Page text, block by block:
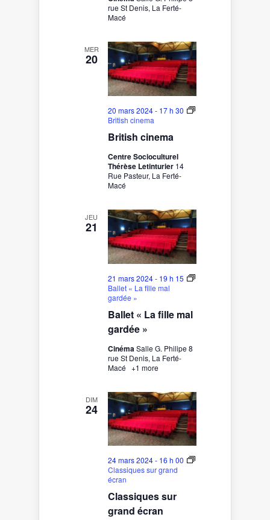
rue St Denis, La Ferté-
Macé
MER
20
British cinema
20 mars 2024 - 17 h 30
British cinema
Centre Socioculturel
Thérèse Letinturier 14
Rue Pasteur, La Ferté-
Macé
JEU
21
Ballet « La fille mal
gardée »
21 mars 2024 - 19 h 15
Ballet « La fille mal
gardée »
Cinéma Salle G. Philipe 8
rue St Denis, La Ferté-
Macé +1 more
DIM
24
Classiques sur
grand écran
24 mars 2024 - 16 h 00
Classiques sur grand
écran